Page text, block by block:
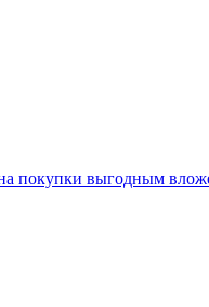
покупки выгодным